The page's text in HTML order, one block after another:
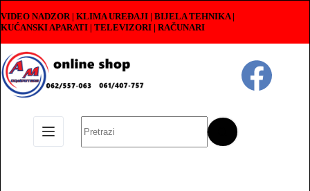
to
content
VIDEO NADZOR | KLIMA UREĐAJI | BIJELA TEHNIKA |
KUĆANSKI APARATI | TELEVIZORI | RAČUNARI
results